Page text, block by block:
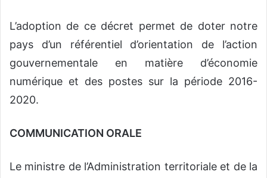
L’adoption de ce décret permet de doter notre
pays d’un référentiel d’orientation de l’action
gouvernementale en matière d’économie
numérique et des postes sur la période 2016-
2020.
COMMUNICATION ORALE
Le ministre de l’Administration territoriale et de la